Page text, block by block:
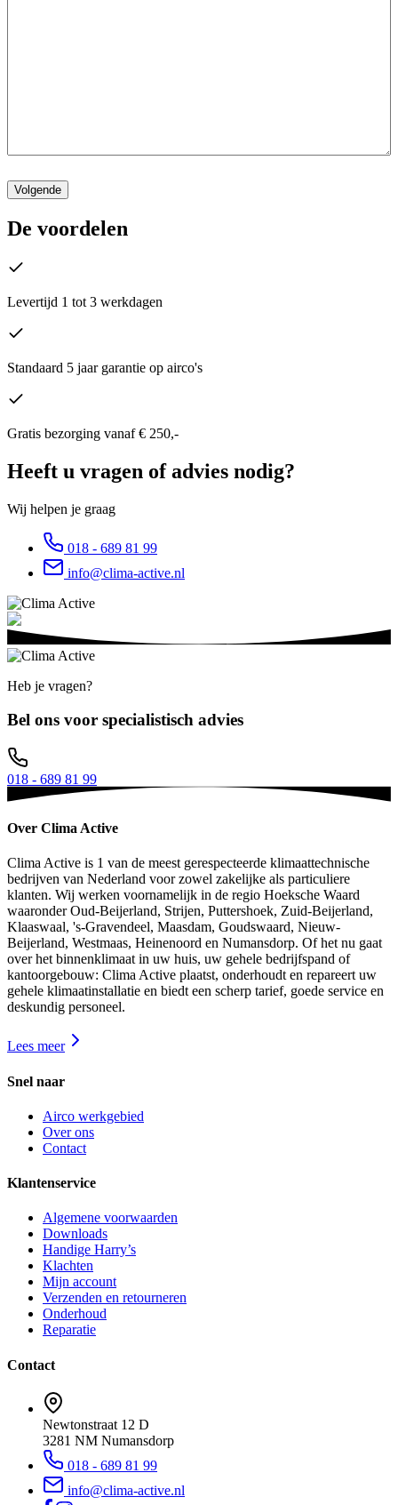
De voordelen
Levertijd 1 tot 3 werkdagen
Standaard 5 jaar garantie op airco's
Gratis bezorging vanaf € 250,-
Heeft u vragen of advies nodig?
Wij helpen je graag
018 - 689 81 99
info@clima-active.nl
Heb je vragen?
Bel ons voor specialistisch advies
018 - 689 81 99
Over Clima Active
Clima Active is 1 van de meest gerespecteerde klimaattechnische
bedrijven van Nederland voor zowel zakelijke als particuliere
klanten. Wij werken voornamelijk in de regio Hoeksche Waard
waaronder Oud-Beijerland, Strijen, Puttershoek, Zuid-Beijerland,
Klaaswaal, 's-Gravendeel, Maasdam, Goudswaard, Nieuw-
Beijerland, Westmaas, Heinenoord en Numansdorp. Of het nu gaat
over het binnenklimaat in uw huis, uw gehele bedrijfspand of
kantoorgebouw: Clima Active plaatst, onderhoudt en repareert uw
gehele klimaatinstallatie en biedt een scherp tarief, goede service en
deskundig personeel.
Lees meer
Snel naar
Airco werkgebied
Over ons
Contact
Klantenservice
Algemene voorwaarden
Downloads
Handige Harry’s
Klachten
Mijn account
Verzenden en retourneren
Onderhoud
Reparatie
Contact
Newtonstraat 12 D
3281 NM Numansdorp
018 - 689 81 99
info@clima-active.nl